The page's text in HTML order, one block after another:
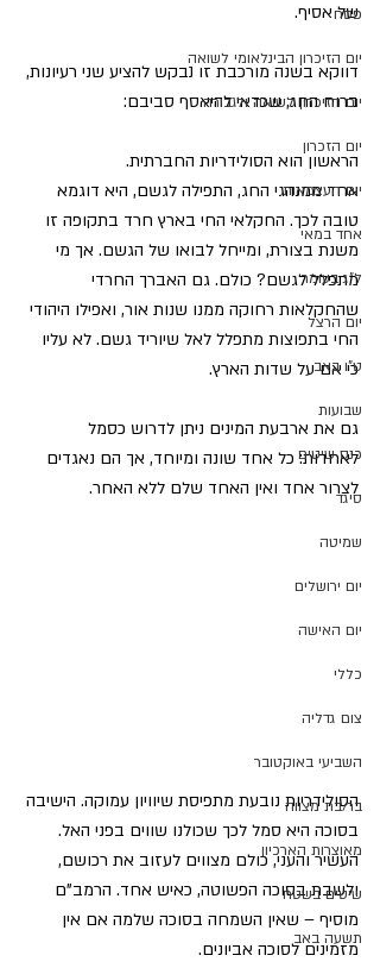
פסח
יום הזיכרון הבינלאומי לשואה
יום הזיכרון לשואה ולגבורה
יום הזכרון
יום העצמאות
אחד במאי
ל"ג בעומר
יום הרצל
ט"ו באב
שבועות
כנס שיטים
סיגד
שמיטה
יום ירושלים
יום האישה
כללי
צום גדליה
השביעי באוקטובר
בר/בת מצווה
מאוצרות הארכיון
שיטים בשטח
תשעה באב
של אסיף.
דווקא בשנה מורכבת זו נבקש להציע שני רעיונות,
ברוח החג, שכדאי להיאסף סביבם:
הראשון הוא הסולידריות החברתית.
אחד ממנהגי החג, התפילה לגשם, היא דוגמא
טובה לכך. החקלאי החי בארץ חרד בתקופה זו
משנת בצורת, ומייחל לבואו של הגשם. אך מי
מתפלל לגשם? כולם. גם האברך החרדי
שהחקלאות רחוקה ממנו שנות אור, ואפילו היהודי
החי בתפוצות מתפלל לאל שיוריד גשם. לא עליו
כי אם על שדות הארץ.
גם את ארבעת המינים ניתן לדרוש כסמל
לאחדות: כל אחד שונה ומיוחד, אך הם נאגדים
לצרור אחד ואין האחד שלם ללא האחר.
הסולידריות נובעת מתפיסת שיוויון עמוקה. הישיבה
בסוכה היא סמל לכך שכולנו שווים בפני האל.
העשיר והעני, כולם מצווים לעזוב את רכושם,
ולשבת בסוכה הפשוטה, כאיש אחד. הרמב"ם
מוסיף – שאין השמחה בסוכה שלמה אם אין
מזמינים לסוכה אביונים.